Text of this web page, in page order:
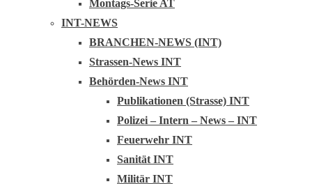
Montags-Serie AT
INT-NEWS
BRANCHEN-NEWS (INT)
Strassen-News INT
Behörden-News INT
Publikationen (Strasse) INT
Polizei – Intern – News – INT
Feuerwehr INT
Sanität INT
Militär INT